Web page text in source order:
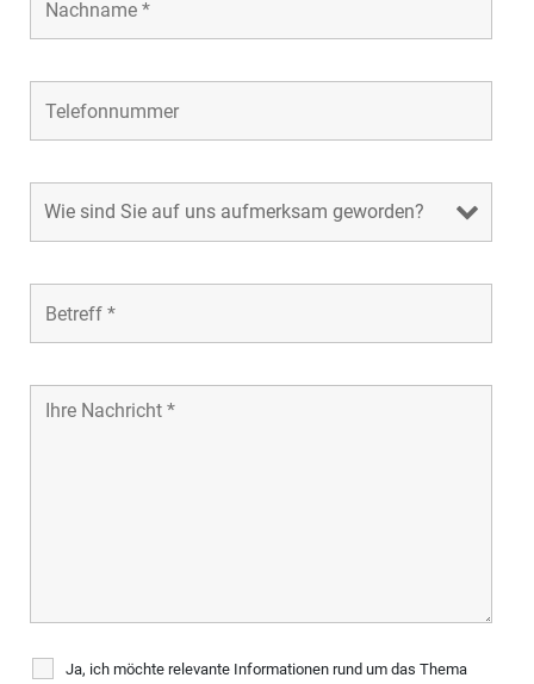
Ja, ich möchte relevante Informationen rund um das Thema